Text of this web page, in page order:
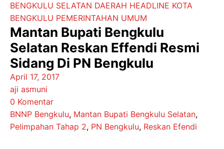
BENGKULU SELATAN DAERAH HEADLINE KOTA
BENGKULU PEMERINTAHAN UMUM
Mantan Bupati Bengkulu
Selatan Reskan Effendi Resmi
Sidang Di PN Bengkulu
April 17, 2017
aji asmuni
0 Komentar
BNNP Bengkulu, Mantan Bupati Bengkulu Selatan,
Pelimpahan Tahap 2, PN Bengkulu, Reskan Efendi